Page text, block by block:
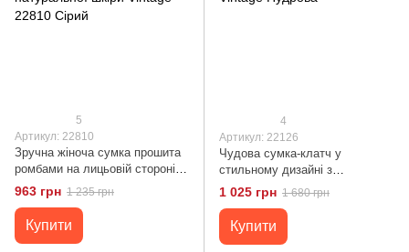
5
Артикул: 22810
Зручна жіноча сумка прошита
ромбами на лицьовій стороні з
натуральної шкіри Vintage
22810 Сірий
963 грн 1 235 грн
Купити
4
Артикул: 22126
Чудова сумка-клатч у
стильному дизайні з
натуральної шкіри 22126
Vintage Пудрова
1 025 грн 1 680 грн
Купити